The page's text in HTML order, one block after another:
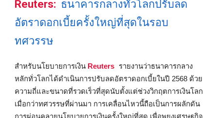
Reuters: ธนาคารกลางทั่วโลกปรับลด
อัตราดอกเบี้ยครั้งใหญ่ที่สุดในรอบ
ทศวรรษ
สำหรับนโยบายการเงิน Reuters รายงานว่าธนาคารกลาง
หลักทั่วโลกได้ดำเนินการปรับลดอัตราดอกเบี้ยในปี 2568 ด้วย
ความถี่และขนาดที่รวดเร็วที่สุดนับตั้งแต่ช่วงวิกฤตการเงินโลก
เมื่อกว่าทศวรรษที่ผ่านมา การเคลื่อนไหวนี้ถือเป็นการผลักดัน
การผ่อนคลายนโยบายการเงินครั้งใหญ่ที่สุด เพื่อพยุงเศรษฐกิจ